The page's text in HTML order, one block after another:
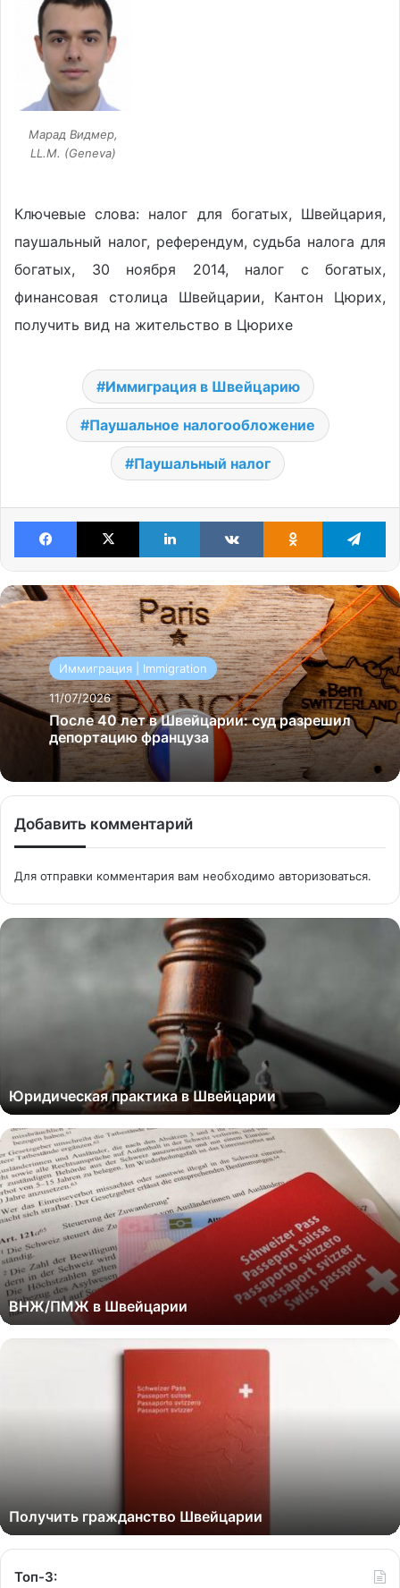
Марад Видмер,
LL.M. (Geneva)
Ключевые слова: налог для богатых, Швейцария,
паушальный налог, референдум, судьба налога для
богатых, 30 ноября 2014, налог с богатых,
финансовая столица Швейцарии, Кантон Цюрих,
получить вид на жительство в Цюрихе
Иммиграция в Швейцарию
Паушальное налогообложение
Паушальный налог
Facebook X LinkedIn VKontakteOdnoklassniki
Иммиграция | Immigration
11/07/2026
После 40 лет в Швейцарии: суд разрешил
депортацию француза
Добавить комментарий
Для отправки комментария вам необходимо авторизоваться.
Юридическая практика в Швейцарии
ВНЖ/ПМЖ в Швейцарии
Получить гражданство Швейцарии
Топ-3: